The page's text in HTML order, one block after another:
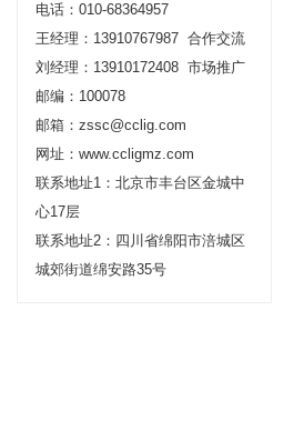
电话：010-68364957
王经理：13910767987 合作交流
刘经理：13910172408 市场推广
邮编：100078
邮箱：zssc@cclig.com
网址：www.ccligmz.com
联系地址1：北京市丰台区金城中
心17层
联系地址2：四川省绵阳市涪城区
城郊街道绵安路35号